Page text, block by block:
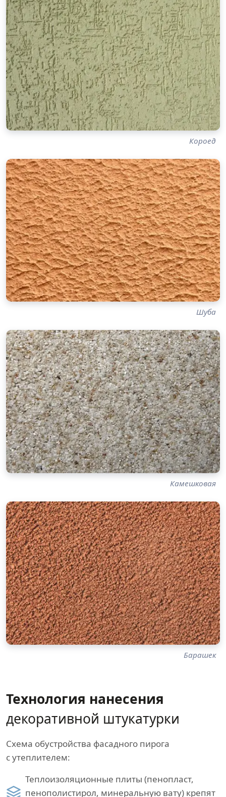
Короед
Шуба
Камешковая
Барашек
Технология нанесения
декоративной штукатурки
Схема обустройства фасадного пирога
с утеплителем:
Теплоизоляционные плиты (пенопласт,
пенополистирол, минеральную вату) крепят